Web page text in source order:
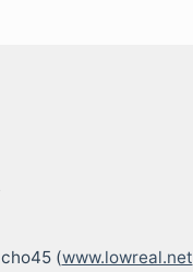
cho45 (www.lowreal.net